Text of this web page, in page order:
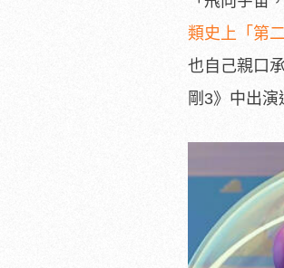
類史上「第
也自己親口
剛3》中出演